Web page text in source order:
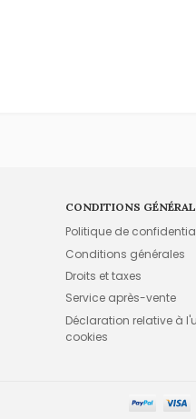
CONDITIONS
Politique de
Conditions générales
Droits et taxes
Service après-vente
Déclaration relative à
cookies